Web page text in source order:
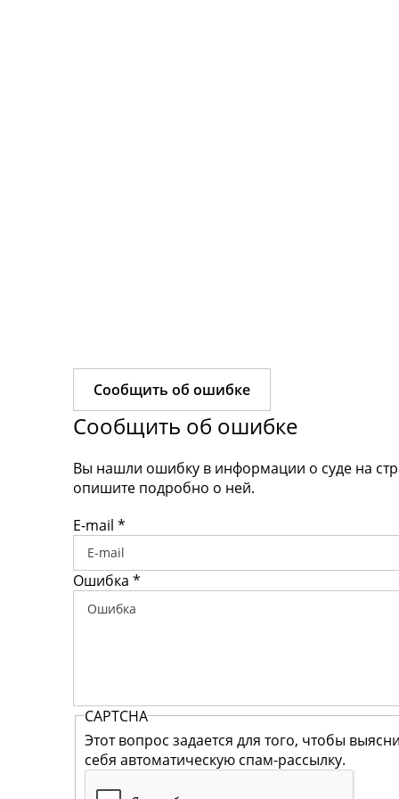
Сообщить об ошибке
Сообщить об ошибке
Вы нашли ошибку в информации о суде на
опишите подробно о ней.
E-mail *
Ошибка *
CAPTCHA
Этот вопрос задается для того, чтобы
себя автоматическую спам-рассылку.